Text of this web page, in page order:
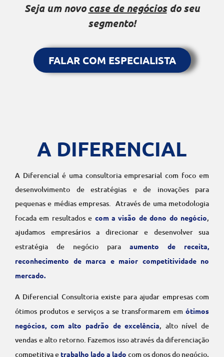
Seja um novo case de negóciosdo seu
segmento!
FALAR COM ESPECIALISTA
A DIFERENCIAL
A Diferencial é uma consultoria empresarial com foco em
desenvolvimento de estratégias e de inovações para
pequenas e médias empresas. Através de uma metodologia
focada em resultados e com a visão de dono do negócio,
ajudamos empresários a direcionar e desenvolver sua
estratégia de negócio para aumento de receita,
reconhecimento de marca e maior competitividade no
mercado.
A Diferencial Consultoria existe para ajudar empresas com
ótimos produtos e serviços a se transformarem em ótimos
negócios, com alto padrão de excelência, alto nível de
vendas e alto retorno. Fazemos isso através da diferenciação
competitiva e trabalho lado a lado com os donos do negócio,